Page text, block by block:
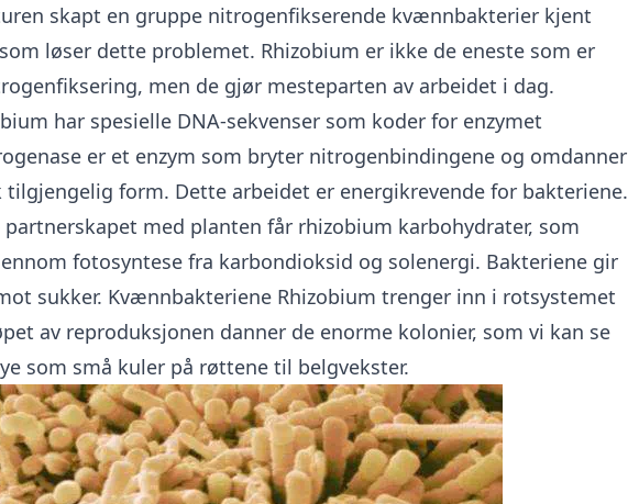
skapt en gruppe nitrogenfikserende kvænnbakterier kjent
løser dette problemet. Rhizobium er ikke de eneste som er
men de gjør mesteparten av arbeidet i dag.
har spesielle DNA-sekvenser som koder for enzymet
er et enzym som bryter nitrogenbindingene og omdanner
form. Dette arbeidet er energikrevende for bakteriene.
med planten får rhizobium karbohydrater, som
fotosyntese fra karbondioksid og solenergi. Bakteriene gir
sukker. Kvænnbakteriene Rhizobium trenger inn i rotsystemet
av reproduksjonen danner de enorme kolonier, som vi kan se
som små kuler på røttene til belgvekster.